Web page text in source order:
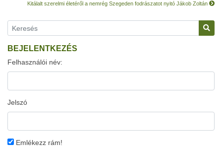
Kitálalt szerelmi életéről a nemrég Szegeden fodrászatot nyitó Jákob Zoltán
BEJELENTKEZÉS
Felhasználói név:
Jelszó
Emlékezz rám!